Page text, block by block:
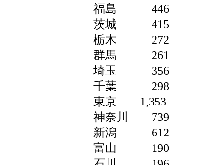
福島 446
茨城 415
栃木 272
群馬 261
埼玉 356
千葉 298
東京 1,353
神奈川 739
新潟 612
富山 190